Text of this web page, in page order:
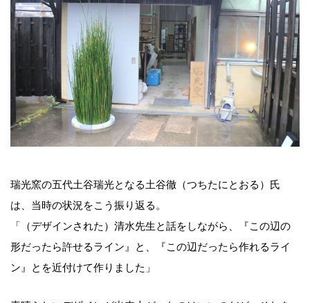
瑞光窯の五代土谷瑞光となる土谷徹（つちたにとおる）氏
は、当時の状況をこう振り返る。
「（デザインされた）清水先生と話をしながら、『この辺の
形だったら許せるライン』と、『この辺だったら作れるライ
ン』とを近付けて作りました」